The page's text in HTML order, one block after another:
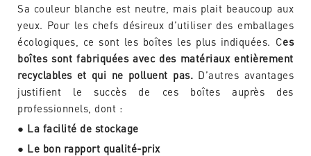
Sa couleur blanche est neutre, mais plait beaucoup aux
yeux. Pour les chefs désireux d’utiliser des emballages
écologiques, ce sont les boîtes les plus indiquées. Ces
boîtes sont fabriquées avec des matériaux entièrement
recyclables et qui ne polluent pas. D’autres avantages
justifient le succès de ces boîtes auprès des
professionnels, dont :
● La facilité de stockage
● Le bon rapport qualité-prix